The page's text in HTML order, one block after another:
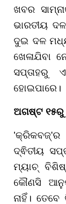
ଖବର
ଭାରତୀୟ
ଦୁଇ ଦଳ
ଖେଳାଯିବା
ହୋଇପାରେ।
ଅଗଷ୍ଟ ୧୫ରୁ
'କ୍ରିକବଜ୍'ର
ଦ୍ଵିତୀୟ
ମ୍ୟାଚ୍
କୌଣସି
ନାହିଁ।